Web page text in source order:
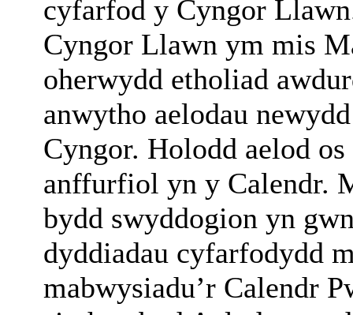
cyfarfod y Cyngor
Cyngor Llawn ym mis
oherwydd etholiad
anwytho aelodau
Cyngor. Holodd aelod
anffurfiol yn y Calendr.
bydd swyddogion yn
dyddiadau cyfarfodydd
mabwysiadu’r Calendr